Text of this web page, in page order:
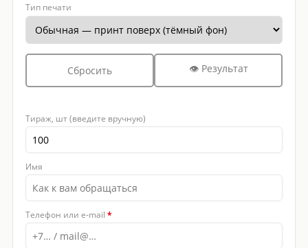
Тип печати
Сбросить 👁 Результат
Тираж, шт (введите вручную)
Имя
Телефон или e-mail *